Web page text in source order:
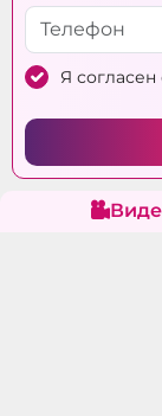
Я согласен